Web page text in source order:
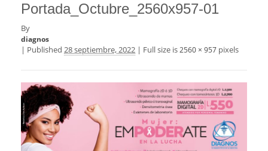
Portada_Octubre_2560x957-01
By
diagnos
| Published 28 septiembre, 2022 | Full size is2560 × 957 pixels